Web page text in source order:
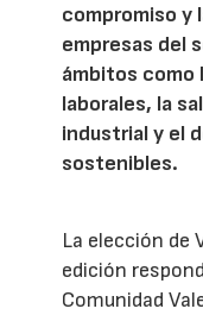
compromiso y
empresas del
ámbitos como
laborales, la
industrial y el
sostenibles.
La elección de
edición
Comunidad